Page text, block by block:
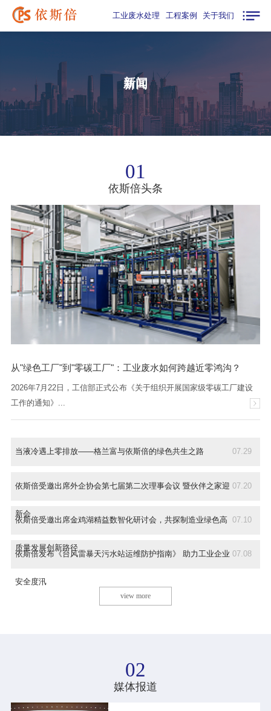
工业废水处理 工程案例 关于我们
新闻
01
依斯倍头条
从"绿色工厂"到"零碳工厂"：工业废水如何跨越近零鸿沟？
2026年7月22日，工信部正式公布《关于组织开展国家级零碳工厂建设
工作的通知》...
07.29
当液冷遇上零排放——格兰富与依斯倍的绿色共生之路
07.20
依斯倍受邀出席外企协会第七届第二次理事会议 暨伙伴之家迎
新会
07.10
依斯倍受邀出席金鸡湖精益数智化研讨会，共探制造业绿色高
质量发展创新路径
07.08
依斯倍发布《台风雷暴天污水站运维防护指南》 助力工业企业
安全度汛
view more
02
媒体报道